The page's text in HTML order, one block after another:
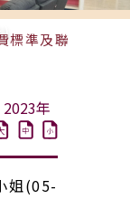
)標準及聯
2023年
姐(05-